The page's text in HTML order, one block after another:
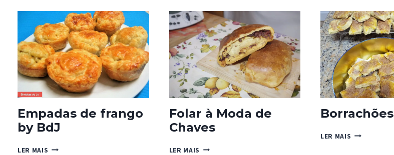
CASTRO
DAIRE
Empadas de frango
by BdJ
LER MAIS EMPADAS
Folar à Moda de
Chaves
LER MAIS FOLAR
Borrachões
LER MAIS BORRACHÕES